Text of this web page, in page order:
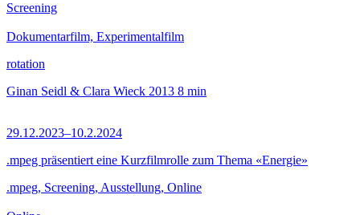
Screening
Dokumentarfilm, Experimentalfilm
rotation
Ginan Seidl & Clara Wieck 2013 8 min
29.12.2023–10.2.2024
.mpeg präsentiert eine Kurzfilmrolle zum Thema «Energie»
.mpeg, Screening, Ausstellung, Online